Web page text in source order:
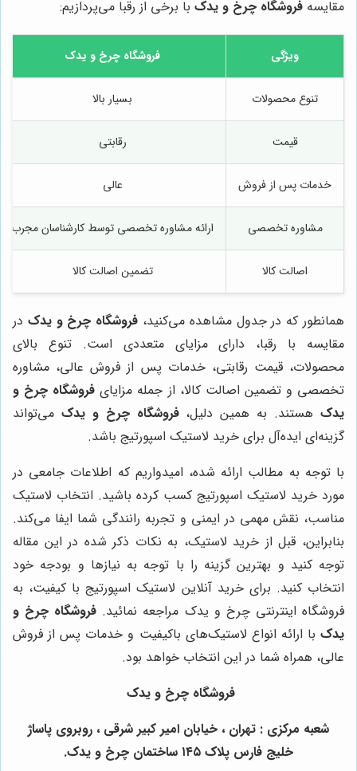
مقایسه فروشگاه چرخ و یدک با برخی از رقبا می‌پردازیم:
ویژگی فروشگاه چرخ و یدک
تنوع محصولات بسیار بالا
قیمت رقابتی
خدمات پس از فروش عالی
مشاوره تخصصی ارائه مشاوره تخصصی توسط کارشناسان مجرب
اصالت کالا تضمین اصالت کالا
همانطور که در جدول مشاهده می‌کنید، فروشگاه چرخ و یدک در
مقایسه با رقبا، دارای مزایای متعددی است. تنوع بالای
محصولات، قیمت رقابتی، خدمات پس از فروش عالی، مشاوره
تخصصی و تضمین اصالت کالا، از جمله مزایای فروشگاه چرخ و
یدکهستند. به همین دلیل،فروشگاه چرخ و یدک می‌تواند
گزینه‌ای ایده‌آل برای خرید لاستیک اسپورتیج باشد.
با توجه به مطالب ارائه شده، امیدواریم که اطلاعات جامعی در
مورد خرید لاستیک اسپورتیج کسب کرده باشید. انتخاب لاستیک
مناسب، نقش مهمی در ایمنی و تجربه رانندگی شما ایفا می‌کند.
بنابراین، قبل از خرید لاستیک، به نکات ذکر شده در این مقاله
توجه کنید و بهترین گزینه را با توجه به نیازها و بودجه خود
انتخاب کنید. برای خرید آنلاین لاستیک اسپورتیج با کیفیت، به
فروشگاه اینترنتی چرخ و یدک مراجعه نمائید. فروشگاه چرخ و
یدک با ارائه انواع لاستیک‌های باکیفیت و خدمات پس از فروش
عالی، همراه شما در این انتخاب خواهد بود.
فروشگاه چرخ و یدک
شعبه مرکزی : تهران ، خیابان امیر کبیر شرقی ، روبروی پاساژ
خلیج فارس پلاک ۱۴۵ ساختمان چرخ و یدک.